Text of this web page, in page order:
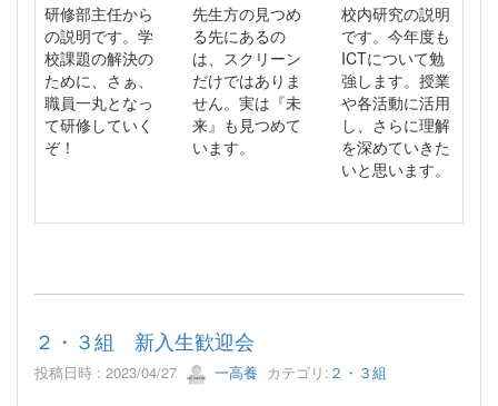
研修部主任から
の説明です。学
校課題の解決の
ために、さぁ、
職員一丸となっ
て研修していく
ぞ！
先生方の見つめ
る先にあるの
は、スクリーン
だけではありま
せん。実は『未
来』も見つめて
います。
校内研究の説明
です。今年度も
ICTについて勉
強します。授業
や各活動に活用
し、さらに理解
を深めていきた
いと思います。
２・３組 新入生歓迎会
投稿日時 : 2023/04/27 一高養 カテゴリ: ２・３組